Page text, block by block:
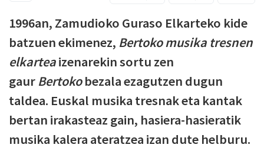
1996an, Zamudioko Guraso Elkarteko kide
batzuen ekimenez, Bertoko musika tresnen
elkarteaizenarekin sortu zen
gaur Bertokobezala ezagutzen dugun
taldea. Euskal musika tresnak eta kantak
bertan irakasteaz gain, hasiera-hasieratik
musika kalera ateratzea izan dute helburu.